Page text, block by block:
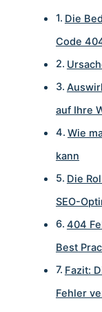
Die
Code
auf Ihre
Wie
kann
Die
SEO-
404
Best
Fazit:
Fehler